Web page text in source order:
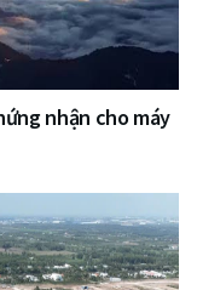
nhận cho máy